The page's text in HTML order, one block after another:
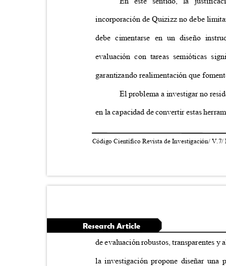
incorporación de Quizizz no debe
debe cimentarse en un diseño
evaluación con tareas semióticas
garantizando realimentación que
El problema a investigar no
en la capacidad de convertir estas
Código Científico Revista de Investigación/
Research Article
de evaluación robustos, transparentes
la investigación propone diseñar